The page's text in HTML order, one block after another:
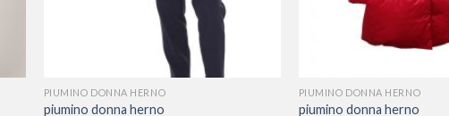
PIUMINO DONNA HERNO
piumino donna herno
PIUMINO DONNA HERNO
piumino donna herno